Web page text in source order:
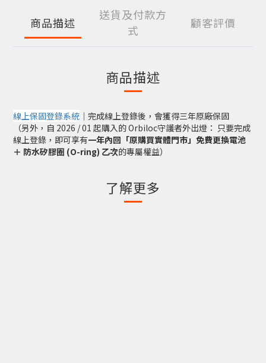
商品描述
送貨及付款方
式
顧客評價
商品描述
線上保固登錄系統 ｜完成線上登錄後，會獲得三年原廠保固
（另外，自 2026 / 01 起購入的 Orbiloc守護者外出燈： 只要完成
線上登錄，即可享有一年內回「原購買實體門市」免費更換電池
＋ 防水矽膠圈 (O-ring) 乙次的專屬權益）
了解更多